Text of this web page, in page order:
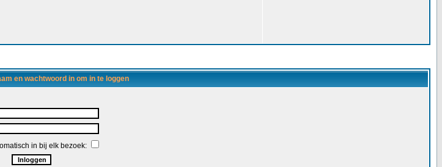
en wachtwoord in om in te loggen
in bij elk bezoek: